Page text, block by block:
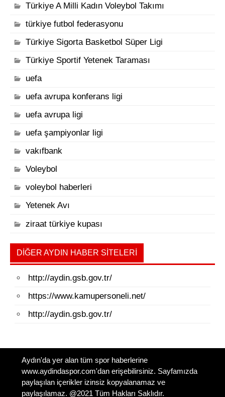
Türkiye A Milli Kadın Voleybol Takımı
türkiye futbol federasyonu
Türkiye Sigorta Basketbol Süper Ligi
Türkiye Sportif Yetenek Taraması
uefa
uefa avrupa konferans ligi
uefa avrupa ligi
uefa şampiyonlar ligi
vakıfbank
Voleybol
voleybol haberleri
Yetenek Avı
ziraat türkiye kupası
DIĞER AYDIN HABER SITELERI
http://aydin.gsb.gov.tr/
https://www.kamupersoneli.net/
http://aydin.gsb.gov.tr/
Aydın'da yer alan tüm spor haberlerine
www.aydindaspor.com'dan erişebilirsiniz. Sayfamızda
paylaşılan içerikler izinsiz kopyalanamaz ve
paylaşılamaz. @2021 Tüm Hakları Saklıdır.